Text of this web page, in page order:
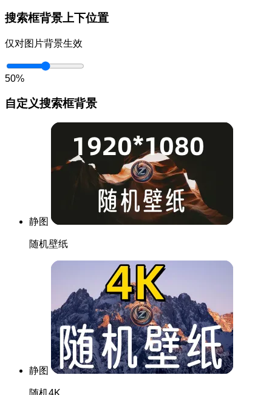
搜索框背景上下位置
仅对图片背景生效
50%
自定义搜索框背景
静图
随机壁纸
静图